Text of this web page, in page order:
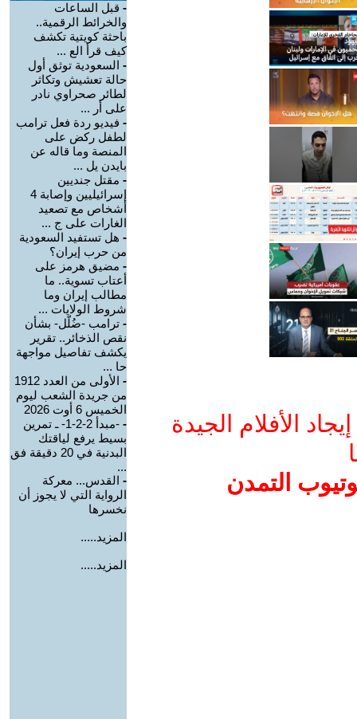
الأفلام الجيدة
التمدن
- قبل الساعات
والخرائط الرقمية..
باحثة كويتية تكشف
كيف قرأ الع ...
- السعودية توثق أول
حالة تعشيش وتكاثر
لطائر صحراوي نادر
على أر ...
- فيديو ردة فعل ترامب
لطفل ركض على
المنصة وما قاله عن
بايدن يل ...
- مقتل جنديين
إسرائيليين وإصابة 4
أشخاص مع تصعيد
الغارات على ج ...
- هل تستفيد السعودية
من حرب إيران؟
- مضيق هرمز على
أعتاب تسوية.. ما
مطالب إيران وما
شروط الولايات ...
- ترامب -ضُلّل- بشأن
نقص الذخائر.. تقرير
يكشف تفاصيل مواجهة
حا ...
-
الأولى من العدد 1912
من جريدة الشعب ليوم
الخميس 6 أوت 2026
-
-مبدأ 2-2-1- ـ تمرين
بسيط يرفع لياقتك
البدنية في 20 دقيقة فق
...
- القدس... معركة
الرواية التي لا يجوز أن
نخسرها
المزيد.....
المزيد.....